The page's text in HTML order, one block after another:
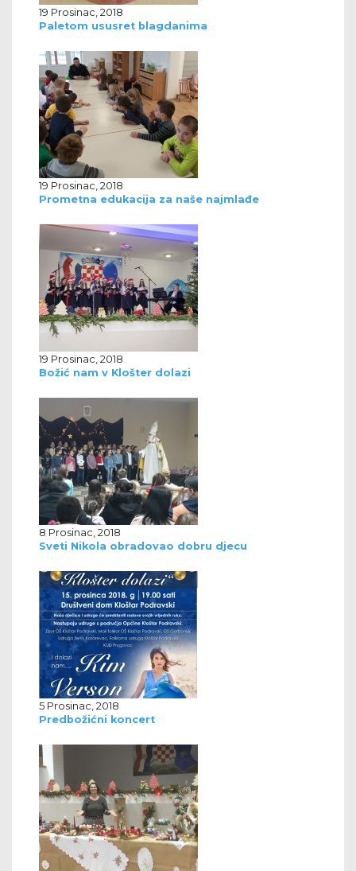
19 Prosinac, 2018
Paletom ususret blagdanima
19 Prosinac, 2018
Prometna edukacija za naše najmlađe
19 Prosinac, 2018
Božić nam v Klošter dolazi
8 Prosinac, 2018
Sveti Nikola obradovao dobru djecu
5 Prosinac, 2018
Predbožićni koncert